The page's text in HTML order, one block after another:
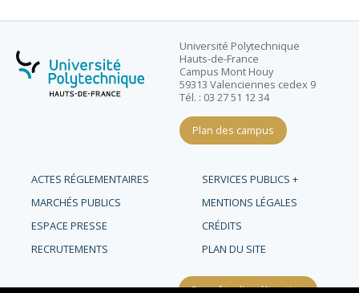
Université Polytechnique
Hauts-de-France
Campus Mont Houy
59313 Valenciennes cedex 9
Tél. : 03 27 51 12 34
Plan des campus
ACTES RÉGLEMENTAIRES
SERVICES PUBLICS +
MARCHÉS PUBLICS
MENTIONS LÉGALES
ESPACE PRESSE
CRÉDITS
RECRUTEMENTS
PLAN DU SITE
Requête d'amélioration